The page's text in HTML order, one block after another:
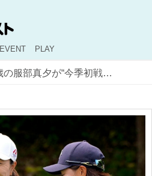
EVENT PLAY
38歳の服部真夕が“今季初戦”で2位スタート！ “歩くAI”の相棒とスウィング改造で「66」をマーク【国内女子ツアー】